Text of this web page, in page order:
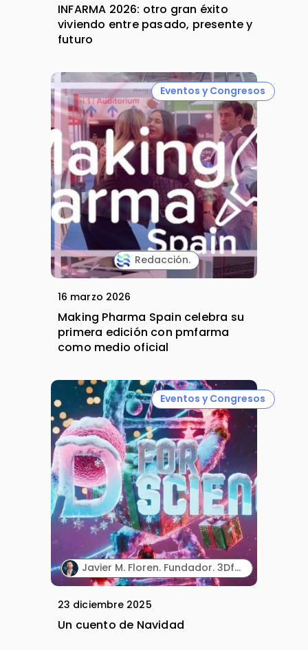
INFARMA 2026: otro gran éxito
viviendo entre pasado, presente y
futuro
Eventos y Congresos
Redacción.
16 marzo 2026
Making Pharma Spain celebra su
primera edición con pmfarma
como medio oficial
Eventos y Congresos
Javier M. Floren. Fundador. 3DforScience.
23 diciembre 2025
Un cuento de Navidad